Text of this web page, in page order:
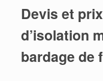
Devis et
d’isolation
bardage de